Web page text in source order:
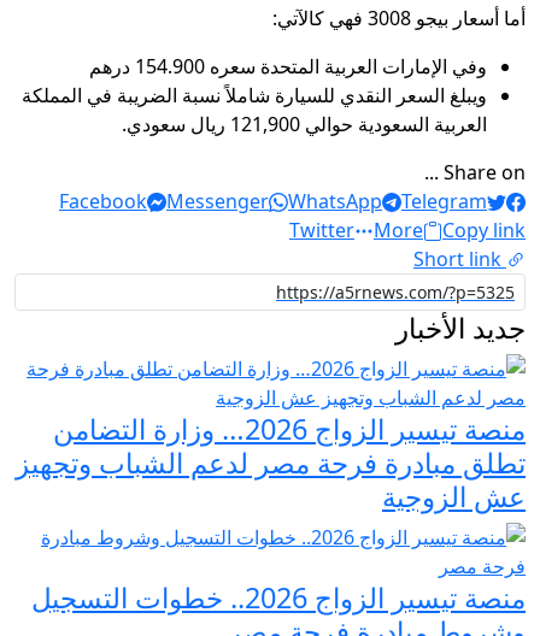
أما أسعار بيجو 3008 فهي كالآتي:
وفي الإمارات العربية المتحدة سعره 154.900 درهم
ويبلغ السعر النقدي للسيارة شاملاً نسبة الضريبة في المملكة
العربية السعودية حوالي 121,900 ريال سعودي.
Share on ...
Facebook
Messenger WhatsApp
Telegram
Twitter
More
Copy link
Short link
جديد الأخبار
منصة تيسير الزواج 2026… وزارة التضامن
تطلق مبادرة فرحة مصر لدعم الشباب وتجهيز
عش الزوجية
منصة تيسير الزواج 2026.. خطوات التسجيل